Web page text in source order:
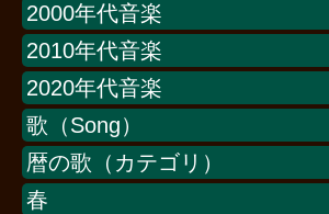
2000年代音楽
2010年代音楽
2020年代音楽
歌（Song）
暦の歌（カテゴリ）
春